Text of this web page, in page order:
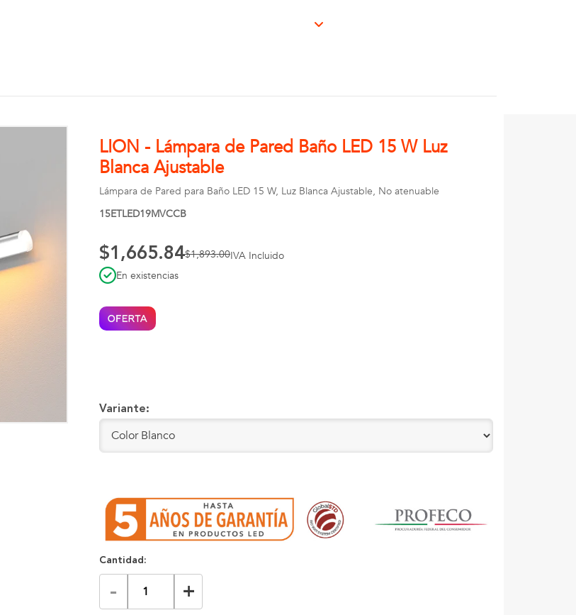
LION - Lámpara de Pared Baño LED 15 W Luz
Blanca Ajustable
Lámpara de Pared para Baño LED 15 W, Luz Blanca Ajustable, No atenuable
15ETLED19MVCCB
$1,665.84$1,893.00IVA Incluido
En existencias
Variante:
Cantidad:
- +